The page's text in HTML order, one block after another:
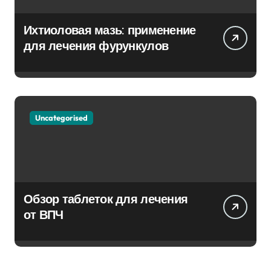
Ихтиоловая мазь: применение
для лечения фурункулов
Uncategorised
Обзор таблеток для лечения
от ВПЧ